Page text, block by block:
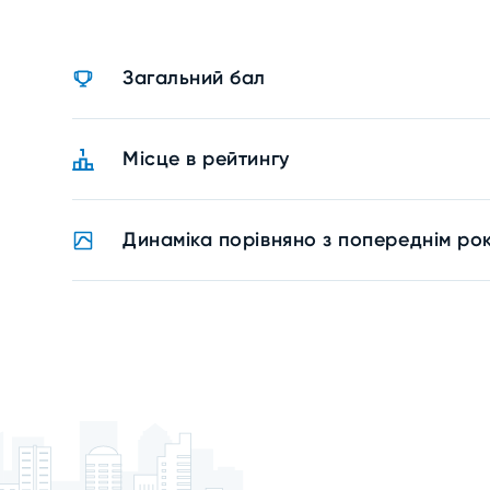
Загальний бал
Місце в рейтингу
Динаміка порівняно з попереднім